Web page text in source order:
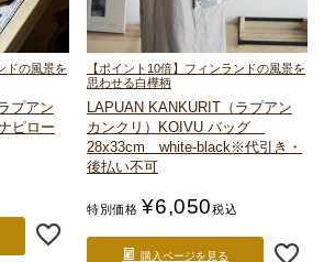
ドの風景を
プアン
ピロー
【ポイント10倍】フィンランドの風景を
思わせる白樺柄
LAPUAN KANKURIT（ラプアン
カンクリ）
KOIVU バッグ
28x33cm white-black※代引き・
後払い不可
特別価格 ¥6,050税込
購入ページを見る